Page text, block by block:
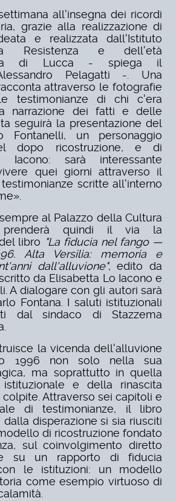
all'insegna dei ricordi
grazie alla realizzazione di
e realizzata dall'Istituto
Resistenza e dell'età
di Lucca - spiega il
Pelagatti -. Una
attraverso le fotografie
testimonianze di chi c'era
narrazione dei fatti e delle
seguirà la presentazione del
Fontanelli, un personaggio
dopo ricostruzione, e di
Iacono: sarà interessante
quei giorni attraverso il
scritte all'interno
al Palazzo della Cultura
prenderà quindi il via la
libro "La fiducia nel fango —
Alta Versilia: memoria e
dall'alluvione", edito da
da Elisabetta Lo Iacono e
A dialogare con gli autori sarà
Fontana. I saluti istituzionali
dal sindaco di Stazzema
la vicenda dell'alluvione
1996 non solo nella sua
ma soprattutto in quella
e della rinascita
Attraverso sei capitoli e
di testimonianze, il libro
disperazione si sia riusciti
di ricostruzione fondato
sul coinvolgimento diretto
su un rapporto di fiducia
le istituzioni: un modello
come esempio virtuoso di